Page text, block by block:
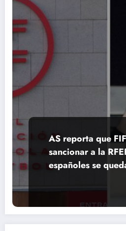
AS reporta que
sancionar a la
españoles se